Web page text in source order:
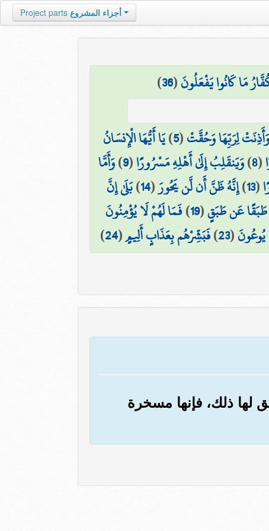
Project parts أجزاء المشروع
مَا كَانُوا يَفْعَلُونَ(
36
)
وَأَذِنَتْ لِرَبِّهَا وَحُقَّتْ(
5
)يَا أَيُّهَا الْإِنسَانُ
(
8
)وَيَنقَلِبُ إِلَىٰ أَهْلِهِ مَسْرُورًا(
9
)وَأَمَّا
(
13
)إِنَّهُ ظَنَّ أَن لَّن يَحُورَ(
14
)بَلَىٰ إِنَّ
عَن طَبَقٍ(
19
)فَمَا لَهُمْ لَا يُؤْمِنُونَ
يُوعُونَ(
23
)فَبَشِّرْهُم بِعَذَابٍ أَلِيمٍ(
24
)
لها ذلك، فإنها مسخرة